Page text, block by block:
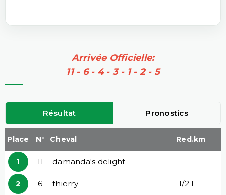
Arrivée Officielle:
11 - 6 - 4 - 3 - 1 - 2 - 5
Résultat Pronostics
Place N° Cheval Red.km
1 11 damanda's delight -
2 6 thierry 1/2 l